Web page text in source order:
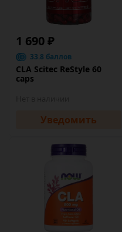
1 690 ₽
33.8 баллов
CLA Scitec ReStyle 60
caps
Уведомить